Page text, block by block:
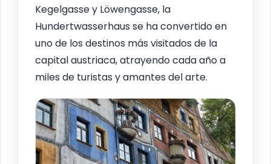
Kegelgasse y Löwengasse, la
Hundertwasserhaus se ha convertido en
uno de los destinos más visitados de la
capital austriaca, atrayendo cada año a
miles de turistas y amantes del arte.